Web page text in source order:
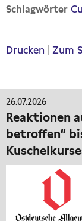
Schlagwörter
Drucken Zum
26.07.2026
Reaktionen
betroffen“